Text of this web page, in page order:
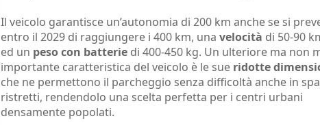
Il veicolo garantisce un’autonomia di 200 km anche se si
entro il 2029 di raggiungere i 400 km, una velocità di 50-90
ed un peso con batterie di 400-450 kg. Un ulteriore ma non
importante caratteristica del veicolo è le sue ridotte
che ne permettono il parcheggio senza difficoltà anche in
ristretti, rendendolo una scelta perfetta per i centri urbani
densamente popolati.